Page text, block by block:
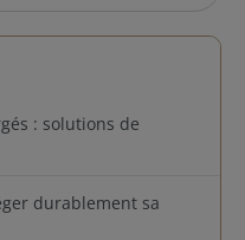
: solutions de
durablement sa